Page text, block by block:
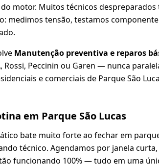
motor. Muitos técnicos
medimos tensão, testamos
Manutenção preventiva e reparos
Rossi, Peccinin ou Garen — nunca
e comerciais de Parque São
em Parque São Lucas
bate muito forte ao fechar em
técnico. Agendamos por janela curta,
funcionando 100% — tudo em uma